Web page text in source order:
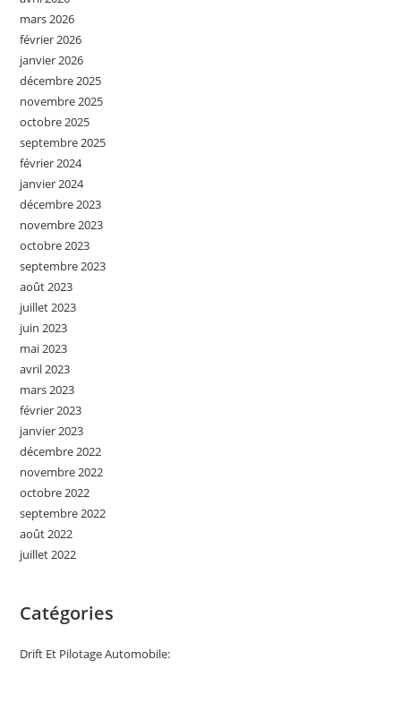
mars 2026
février 2026
janvier 2026
décembre 2025
novembre 2025
octobre 2025
septembre 2025
février 2024
janvier 2024
décembre 2023
novembre 2023
octobre 2023
septembre 2023
août 2023
juillet 2023
juin 2023
mai 2023
avril 2023
mars 2023
février 2023
janvier 2023
décembre 2022
novembre 2022
octobre 2022
septembre 2022
août 2022
juillet 2022
Catégories
Drift Et Pilotage Automobile: